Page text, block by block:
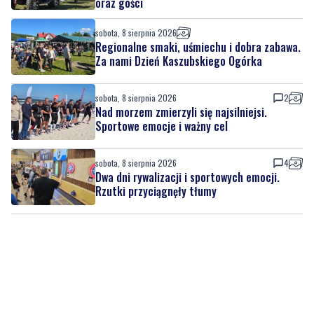
sobota, 8 sierpnia 2026
Regionalne smaki, uśmiechu i dobra zabawa.
Za nami Dzień Kaszubskiego Ogórka
sobota, 8 sierpnia 2026 2
Nad morzem zmierzyli się najsilniejsi.
Sportowe emocje i ważny cel
sobota, 8 sierpnia 2026 4
Dwa dni rywalizacji i sportowych emocji.
Rzutki przyciągnęły tłumy